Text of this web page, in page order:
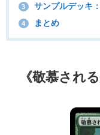
3 サンプルデッキ
4 まとめ
《敬慕され